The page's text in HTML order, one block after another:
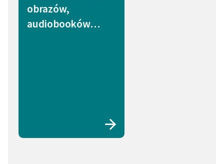
obrazów,
audiobooków…